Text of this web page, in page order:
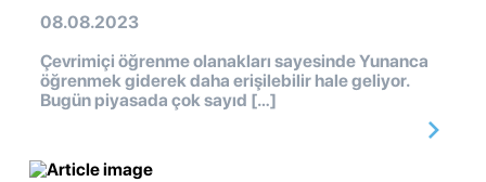
08.08.2023
Çevrimiçi öğrenme olanakları sayesinde Yunanca
öğrenmek giderek daha erişilebilir hale geliyor.
Bugün piyasada çok sayıd […]